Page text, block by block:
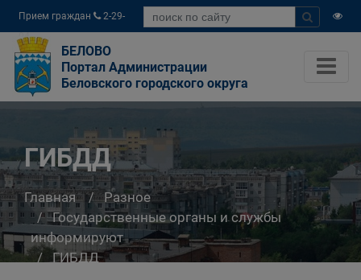
Прием граждан
2-29-
04
БЕЛОВО
Портал Администрации
Беловского городского округа
ГИБДД
Главная
Разное
Государственные органы и службы
информируют
ГИБДД